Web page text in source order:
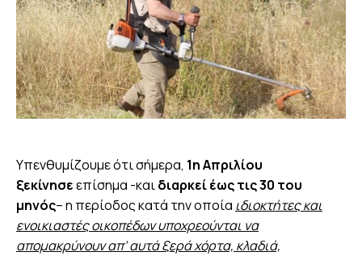
Υπενθυμίζουμε ότι σήμερα, 1η Απριλίου
ξεκίνησεεπίσημα -καιδιαρκεί έως τις 30 του
μηνός– η περίοδος κατά την οποία ιδιοκτήτες και
ενοικιαστές οικοπέδων υποχρεούνται να
απομακρύνουν απ’ αυτά ξερά χόρτα, κλαδιά,